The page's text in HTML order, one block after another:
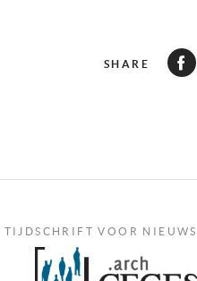
SHARE
TIJDSCHRIFT VOOR